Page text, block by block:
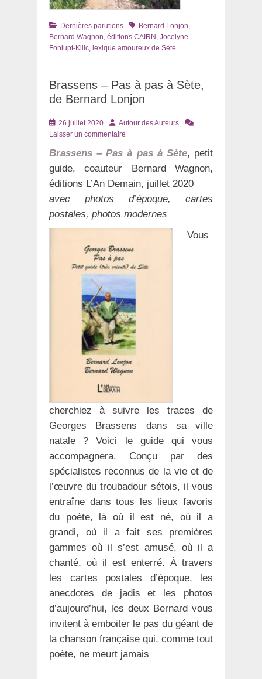
Catégories
Dernières parutions TagsBernard Lonjon
Bernard Wagnon éditions CAIRN Jocelyne
Fonlupt-Kilic lexique amoureux de Sète
Brassens – Pas à pas à Sète,
de Bernard Lonjon
Posté
le
26 juillet 2020 AuteurAutour des Auteurs
Laisser un commentaire
Brassens – Pas à pas à Sète, petit
guide, coauteur Bernard Wagnon,
éditions L’An Demain, juillet 2020
avec photos d’époque, cartes
postales, photos modernes
Vous
cherchiez à suivre les traces de
Georges Brassens dans sa ville
natale ? Voici le guide qui vous
accompagnera. Conçu par des
spécialistes reconnus de la vie et de
l’œuvre du troubadour sétois, il vous
entraîne dans tous les lieux favoris
du poète, là où il est né, où il a
grandi, où il a fait ses premières
gammes où il s’est amusé, où il a
chanté, où il est enterré. À travers
les cartes postales d’époque, les
anecdotes de jadis et les photos
d’aujourd’hui, les deux Bernard vous
invitent à emboiter le pas du géant de
la chanson française qui, comme tout
poète, ne meurt jamais